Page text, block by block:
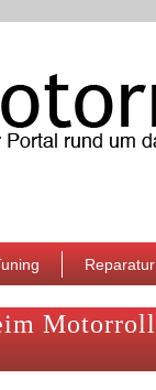
Reparatur